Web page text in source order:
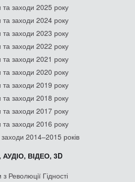
та заходи 2025 року
та заходи 2024 року
та заходи 2023 року
та заходи 2022 року
та заходи 2021 року
та заходи 2020 року
та заходи 2019 року
та заходи 2018 року
та заходи 2017 року
та заходи 2016 року
2014–2015 років
ВІДЕО, 3D
Революції Гідності